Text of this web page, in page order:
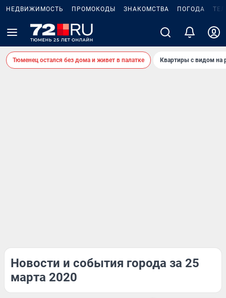
НЕДВИЖИМОСТЬ ПРОМОКОДЫ ЗНАКОМСТВА ПОГОДА
Тюменец остался без дома и живет в палатке Квартиры с видом на
Новости и события города за 25
марта 2020